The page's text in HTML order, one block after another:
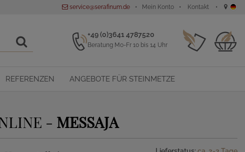
service@serafinum.de Mein Konto Kontakt
+49 (0)3641 4787520
Beratung Mo-Fr 10 bis 14 Uhr
REFERENZEN ANGEBOTE FÜR STEINMETZE
- MESSAJA